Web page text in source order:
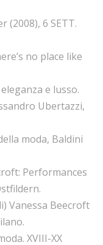
(2008), 6 SETT.
no place like
e lusso.
Ubertazzi,
moda, Baldini
Performances
Vanessa Beecroft
XVIII-XX